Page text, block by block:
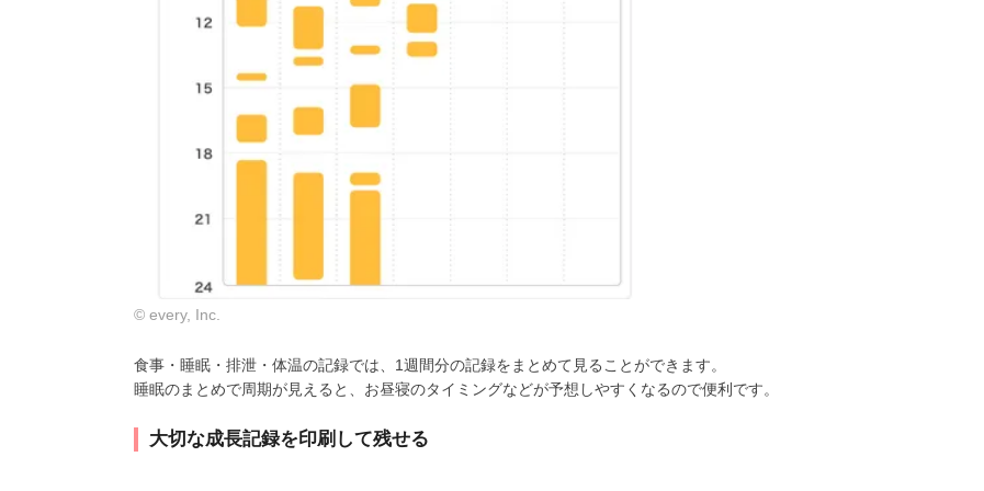
© every, Inc.
食事・睡眠・排泄・体温の記録では、1週間分の記録をまとめて見ることができます。
睡眠のまとめで周期が見えると、お昼寝のタイミングなどが予想しやすくなるので便利です。
大切な成長記録を印刷して残せる